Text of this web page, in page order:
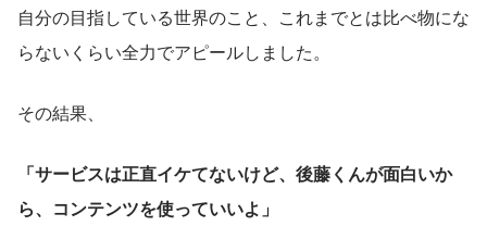
自分の目指している世界のこと、これまでとは比べ物にな
らないくらい全力でアピールしました。
その結果、
「サービスは正直イケてないけど、後藤くんが面白いか
ら、コンテンツを使っていいよ」